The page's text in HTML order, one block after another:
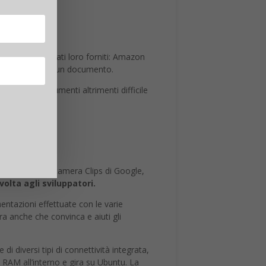
che sono stati loro forniti: Amazon
contenuto di un documento.
pila di documenti altrimenti difficile
videocamera Clips di Google,
agli sviluppatori.
effettuate con le varie
anche che convinca e aiuti gli
di diversi tipi di connettività integrata,
all’interno e gira su Ubuntu. La